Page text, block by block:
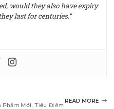
would they also have expiry
last for centuries.”
Phẩm Mới Tiêu Điểm
READ MORE